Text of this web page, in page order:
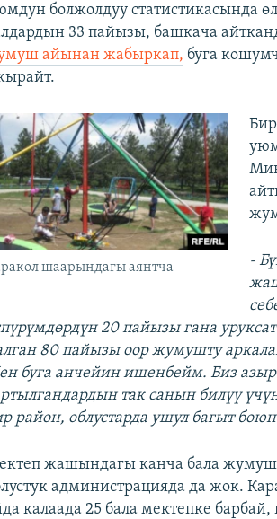
болжолдуу статистикасында
33 пайызы, башкача
айынан жабыркап, буга
шаарындагы аянтча
-
20 пайызы гана
80 пайызы оор жумушту
буга анчейин ишенбейм. Биз
так санын билүү
район, облустарда ушул багыт
жашындагы канча бала
администрацияда да жок.
калаада 25 бала мектепке